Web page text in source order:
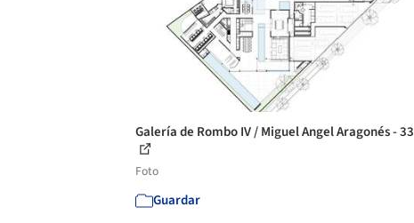
Galería de Rombo IV / Miguel Angel Aragonés - 33
Foto
Guardar